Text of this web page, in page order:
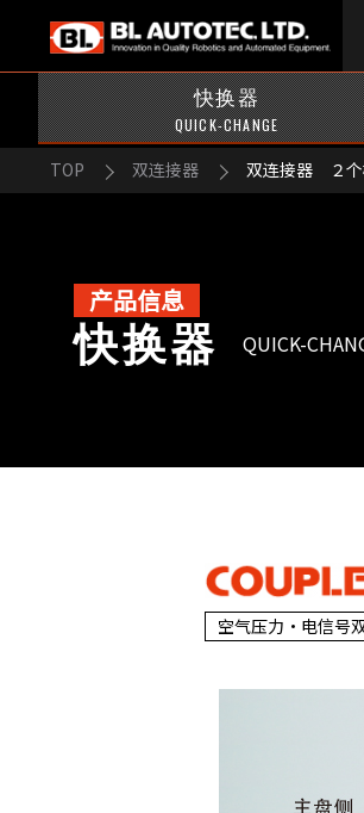
快换器
QUICK-CHANGE
TOP 双连接器 双连接器 ２个
产品信息
快换器 QUICK-
空气压力・电信号